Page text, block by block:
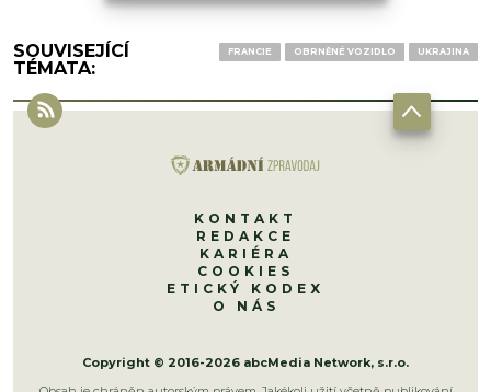
SOUVISEJÍCÍ
TÉMATA:
FRANCIE OBRNĚNÉ VOZIDLO UKRAJINA
KONTAKT
REDAKCE
KARIÉRA
COOKIES
ETICKÝ KODEX
O NÁS
Copyright © 2016-2026 abcMedia Network, s.r.o.